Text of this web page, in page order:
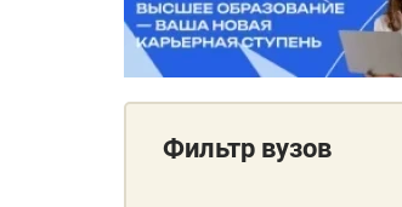
Фильтр вузов